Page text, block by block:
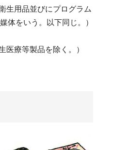
生用品並びにプログラム
体をいう。以下同じ。）
療等製品を除く。）